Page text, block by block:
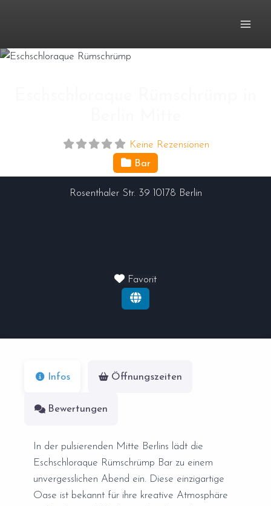
Keine Rezensionen
Bar
Rosenthaler Str. 39 10178 Berlin
Favorit
Infos Öffnungszeiten
Bewertungen
In der pulsierenden Mitte Berlins lädt die
Eschschloraque Rümschrümp Bar zu einem
unvergesslichen Abend ein. Diese einzigartige
Oase ist bekannt für ihre kreative Atmosphäre